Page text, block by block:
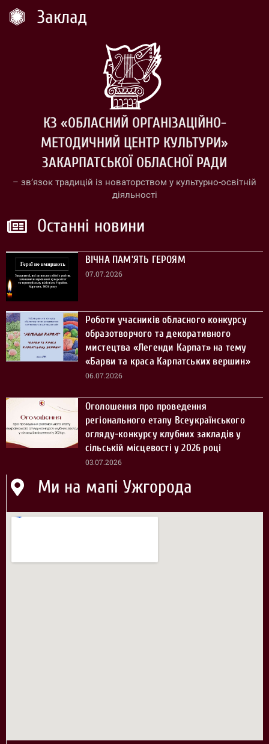
Заклад
КЗ «ОБЛАСНИЙ ОРГАНІЗАЦІЙНО-
МЕТОДИЧНИЙ ЦЕНТР КУЛЬТУРИ»
ЗАКАРПАТСЬКОЇ ОБЛАСНОЇ РАДИ
– зв’язок традицій із новаторством у культурно-освітній
діяльності
Останні новини
ВІЧНА ПАМ’ЯТЬ ГЕРОЯМ
07.07.2026
Роботи учасників обласного конкурсу
образотворчого та декоративного
мистецтва «Легенди Карпат» на тему
«Барви та краса Карпатських вершин»
06.07.2026
Оголошення про проведення
регіонального етапу Всеукраїнського
огляду-конкурсу клубних закладів у
сільській місцевості у 2026 році
03.07.2026
Ми на мапі Ужгорода